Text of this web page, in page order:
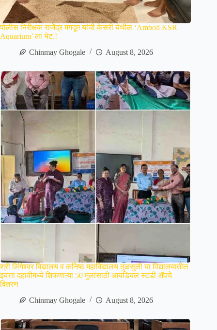
पोलीस निरीक्षक राजेंद्र मगदूम यांची केसरी येथील ‘Amboli KSR
Aquarium’ ला भेट.!
Chinmay Ghogale
August 8, 2026
श्री लिंगेश्वर विद्यालय व कनिष्ठ महाविद्यालय तुळसुली या विद्यालयातील
इयत्ता दहावीमध्ये शिकणाऱ्या 50 मुलांसाठी आयडियल स्टडी ॲपचे
वितरण
Chinmay Ghogale
August 8, 2026